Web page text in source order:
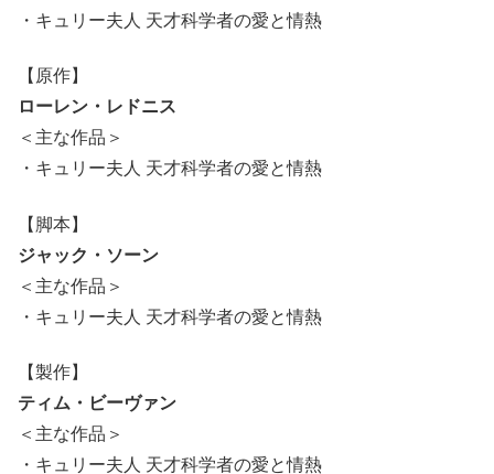
・キュリー夫人 天才科学者の愛と情熱
【原作】
ローレン・レドニス
＜主な作品＞
・キュリー夫人 天才科学者の愛と情熱
【脚本】
ジャック・ソーン
＜主な作品＞
・キュリー夫人 天才科学者の愛と情熱
【製作】
ティム・ビーヴァン
＜主な作品＞
・キュリー夫人 天才科学者の愛と情熱